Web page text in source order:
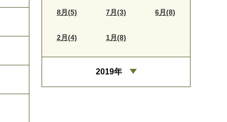
8月(5) 7月(3) 6月(8)
2月(4) 1月(8)
2019年